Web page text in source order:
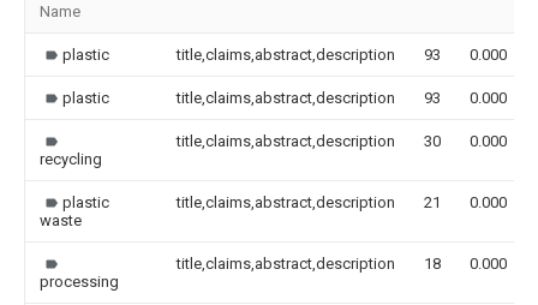
Name
plastic title,claims,abstract,description 93 0.000
plastic title,claims,abstract,description 93 0.000
recycling
title,claims,abstract,description 30 0.000
plastic
waste
title,claims,abstract,description 21 0.000
processing
title,claims,abstract,description 18 0.000